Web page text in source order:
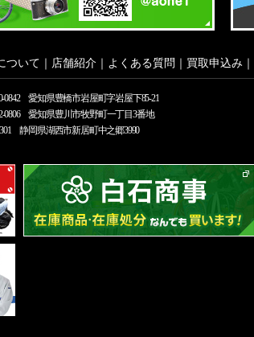
ついて 店舗紹介 よくある質問 買取申込み
0842 愛知県豊橋市岩屋町字岩屋下85-21
0806 愛知県豊川市牧野町一丁目3番地
静岡県湖西市新居町中之郷3990